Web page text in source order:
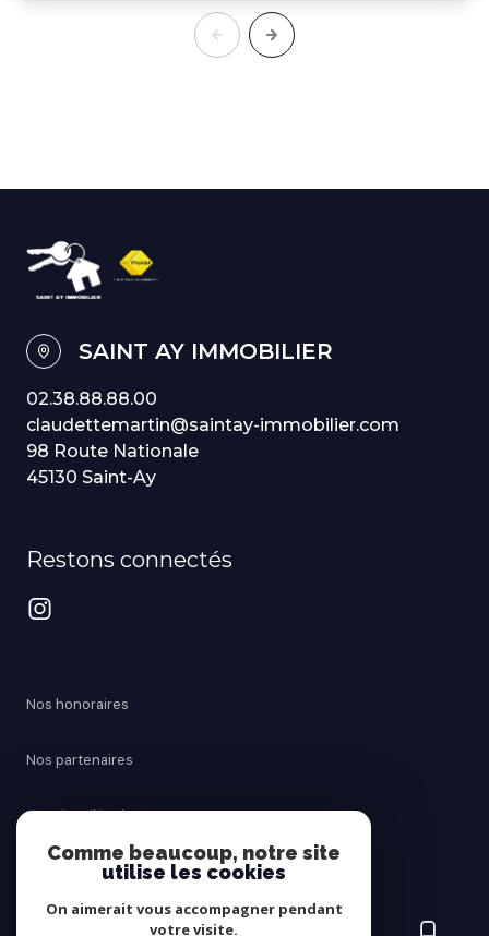
SAINT AY IMMOBILIER
02.38.88.88.00
claudettemartin@saintay-immobilier.com
98 Route Nationale
45130 Saint-Ay
Restons connectés
Nos honoraires
Nos partenaires
Mentions légales
Comme beaucoup, notre site
utilise les cookies
On aimerait vous accompagner pendant
votre visite.